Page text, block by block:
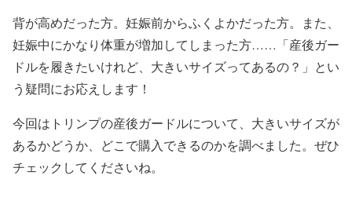
背が高めだった方。妊娠前からふくよかだった方。また、
妊娠中にかなり体重が増加してしまった方……「産後ガー
ドルを履きたいけれど、大きいサイズってあるの？」とい
う疑問にお応えします！
今回はトリンプの産後ガードルについて、大きいサイズが
あるかどうか、どこで購入できるのかを調べました。ぜひ
チェックしてくださいね。